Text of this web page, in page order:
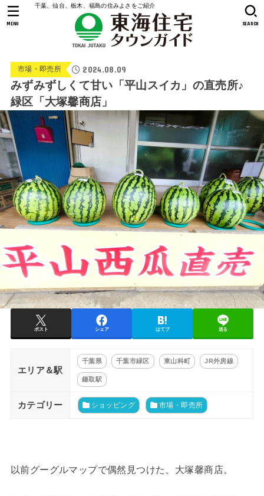
千葉、仙台、栃木、福島の住みよさをご紹介
SEARCH
MENU
市場・即売所 2024.08.09
みずみずしくて甘い「平山スイカ」の直売所♪
緑区「大塚馨商店」
ポスト シェア はてブ 送る
エリア＆駅
千葉県 千葉市緑区 東山科町 JR外房線
鎌取駅
カテゴリー ショッピング 市場・即売所
以前グーグルマップで偶然見つけた、大塚馨商店。